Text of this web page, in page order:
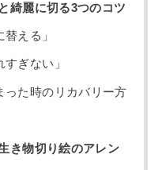
綺麗に切る3つのコツ
える」
ぎない」
った時のリカバリー方
き物切り絵のアレン